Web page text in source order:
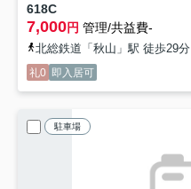
618C
7,000円 管理/共益費-
北総鉄道「秋山」駅 徒歩29分
礼0 即入居可
駐車場